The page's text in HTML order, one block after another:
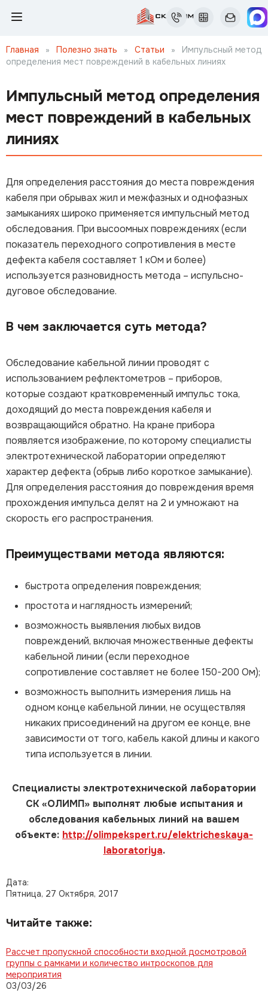
Главная » Полезно знать » Статьи »
Импульсный метод
определения мест повреждений в кабельных линиях
Импульсный метод определения
мест повреждений в кабельных
линиях
Для определения расстояния до места повреждения
кабеля при обрывах жил и межфазных и однофазных
замыканиях широко применяется импульсный метод
обследования. При высоомных повреждениях (если
показатель переходного сопротивления в месте
дефекта кабеля составляет 1 кОм и более)
используется разновидность метода – испульсно-
дуговое обследование.
В чем заключается суть метода?
Обследование кабельной линии проводят с
использованием рефлектометров – приборов,
которые создают кратковременный импульс тока,
доходящий до места повреждения кабеля и
возвращающийся обратно. На кране прибора
появляется изображение, по которому специалисты
электротехнической лаборатории определяют
характер дефекта (обрыв либо короткое замыкание).
Для определения расстояния до повреждения время
прохождения импульса делят на 2 и умножают на
скорость его распространения.
Преимуществами метода являются:
быстрота определения повреждения;
простота и наглядность измерений;
возможность выявления любых видов
повреждений, включая множественные дефекты
кабельной линии (если переходное
сопротивление составляет не более 150-200 Ом);
возможность выполнить измерения лишь на
одном конце кабельной линии, не осуществляя
никаких присоединений на другом ее конце, вне
зависимости от того, кабель какой длины и какого
типа используется в линии.
Специалисты электротехнической лаборатории
СК «ОЛИМП» выполнят любые испытания и
обследования кабельных линий на вашем
объекте: http://olimpekspert.ru/elektricheskaya-
laboratoriya.
Дата:
Пятница, 27 Октября, 2017
Читайте также:
Рассчет пропускной способности входной досмотровой
группы с рамками и количество интроскопов для
мероприятия
03/03/26